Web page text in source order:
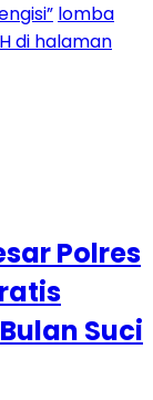
lomba
di halaman
Polres
Suci